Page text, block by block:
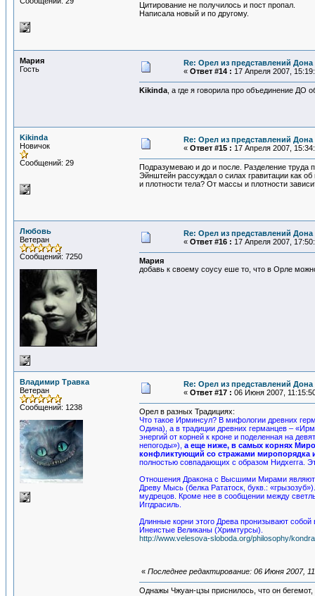
Цитирование не получилось и пост пропал.
Написала новый и по другому.
Мария
Гость
Re: Орел из представлений Дона
« Ответ #14 : 17 Апреля 2007,
Kikinda , а где я говорила про объединение ДО
Kikinda
Новичок
Сообщений: 29
Re: Орел из представлений Дона
« Ответ #15 : 17 Апреля 2007,
Подразумеваю и до и после. Разделение труда
Эйнштейн рассуждал о силах гравитации как
и плотности тела? От массы и плотности
Любовь
Ветеран
Сообщений: 7250
Re: Орел из представлений Дона
« Ответ #16 : 17 Апреля 2007,
Мария
добавь к своему соусу еше то, что в Орле
Владимир Травка
Ветеран
Сообщений: 1238
Re: Орел из представлений Дона
« Ответ #17 : 06 Июня 2007,
Орел в разных Традициях:
Что такое Ирминсул? В мифологии древних
Одина), а в традиции древних германцев –
энергий от корней к кроне и поделенная на
непогоды»), а еще ниже, в самых корнях
конфликтующий со стражами миропорядка
полностью совпадающих с образом Нидхегга.
Отношения Дракона с Высшими Мирами
Древу Мысь (белка Рататоск, букв.:
мудрецов. Кроме нее в сообщении между
Иггдрасиль.
Длинные корни этого Древа пронизывают
Инеистые Великаны (Хримтурсы).
http://www.velesova-sloboda.org/philosophy/
« Последнее редактирование: 06 Июня 2007,
Однажы Чжуан-цзы приснилось, что он